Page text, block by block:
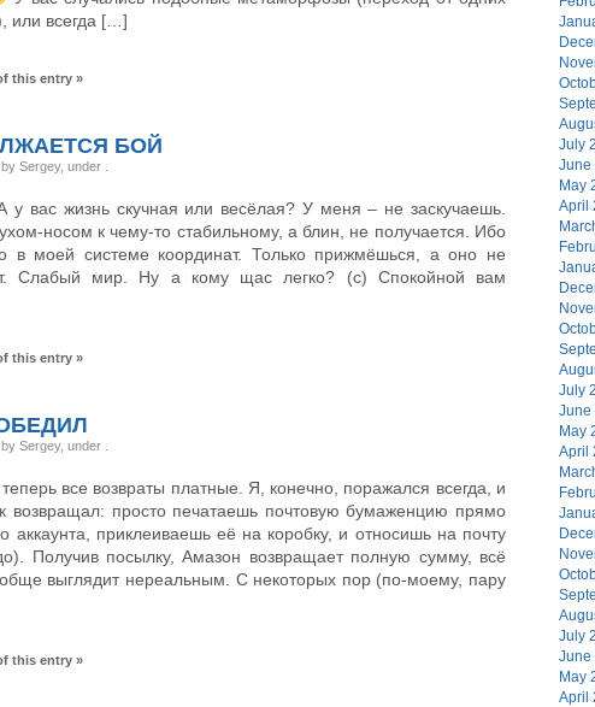
или всегда […]
this entry »
БОЙ
Sergey, under
у вас жизнь скучная или весёлая? У меня – не заскучаешь.
носом к чему-то стабильному, а блин, не получается. Ибо
в моей системе координат. Только прижмёшься, а оно не
Слабый мир. Ну а кому щас легко? (с) Спокойной вам
this entry »
Sergey, under
все возвраты платные. Я, конечно, поражался всегда, и
возвращал: просто печатаешь почтовую бумаженцию прямо
аккаунта, приклеиваешь её на коробку, и относишь на почту
Получив посылку, Амазон возвращает полную сумму, всё
выглядит нереальным. С некоторых пор (по-моему, пару
this entry »
July
June
May
April
July
June
May
April
July
June
May
April